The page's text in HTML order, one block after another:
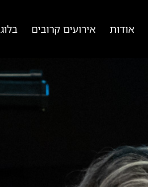
אודות אירועים קרובים בלוג